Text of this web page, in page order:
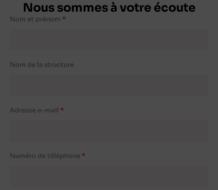
Nous sommes à votre écoute
Nom et prénom
Nom de la structure
Adresse e-mail
Numéro de téléphone